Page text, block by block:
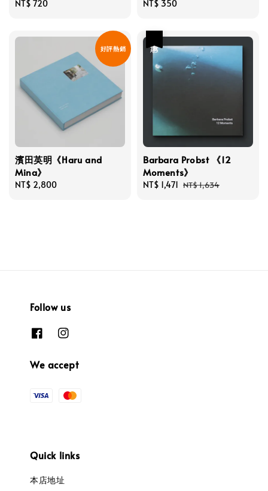
Regular
NT$ 720
Regular
NT$ 350
好評熱銷
濱田英明《Haru and
Mina》
Regular
NT$ 2,800
Barbara Probst 《12
Moments》
Sale
NT$ 1,471 Regular
NT$ 1,634
Follow us
We accept
Quick links
本店地址